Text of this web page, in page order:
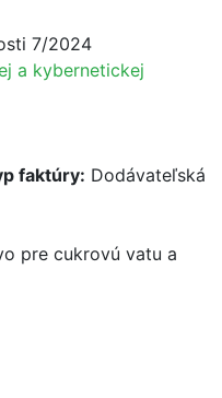
7/2024
a kybernetickej
faktúry: Dodávateľská
pre cukrovú vatu a